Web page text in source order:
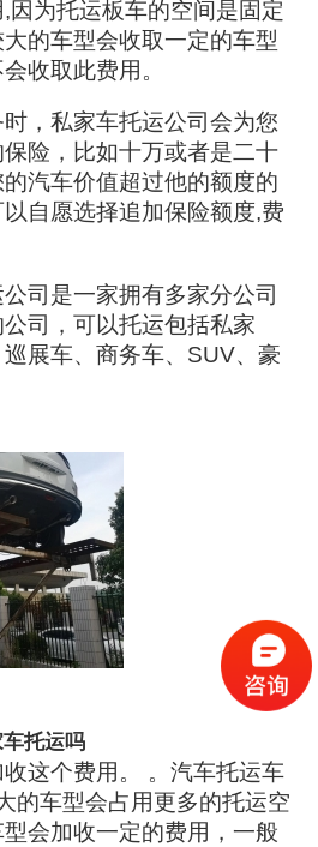
因为托运板车的空间是固定
的车型会收取一定的车型
收取此费用。
，私家车托运公司会为您
险，比如十万或者是二十
汽车价值超过他的额度的
自愿选择追加保险额度,费
司是一家拥有多家分公司
司，可以托运包括私家
展车、商务车、SUV、豪
托运吗
这个费用。 。汽车托运车
的车型会占用更多的托运空
会加收一定的费用，一般